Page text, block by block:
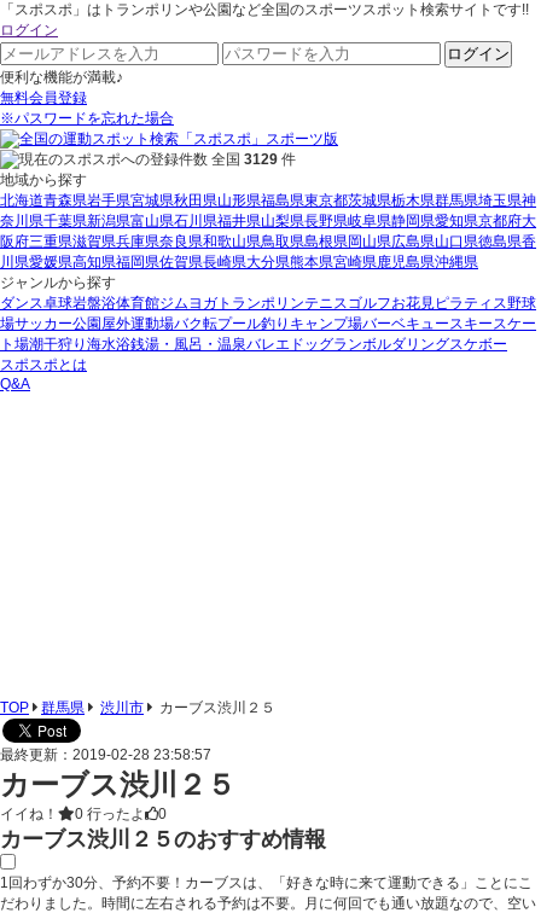
「スポスポ」はトランポリンや公園など全国のスポーツスポット検索サイトです!!
ログイン
ログイン
便利な機能が満載♪
無料会員登録
※パスワードを忘れた場合
全国 3129 件
地域から探す
北海道青森県岩手県宮城県秋田県山形県福島県東京都茨城県栃木県群馬県埼玉県神
奈川県千葉県新潟県富山県石川県福井県山梨県長野県岐阜県静岡県愛知県京都府大
阪府三重県滋賀県兵庫県奈良県和歌山県鳥取県島根県岡山県広島県山口県徳島県香
川県愛媛県高知県福岡県佐賀県長崎県大分県熊本県宮崎県鹿児島県沖縄県
ジャンルから探す
ダンス卓球岩盤浴体育館ジムヨガ トランポリンテニスゴルフお花見ピラティス野球
場サッカー公園 屋外運動場バク転プール釣り キャンプ場バーベキュースキースケー
ト場潮干狩り 海水浴銭湯・風呂・温泉バレエ ドッグランボルダリングスケボー
スポスポとは
Q&A
TOP 群馬県 渋川市 カーブス渋川２５
最終更新：2019-02-28 23:58:57
カーブス渋川２５
イイね！ 0 行ったよ 0
カーブス渋川２５のおすすめ情報
1回わずか30分、予約不要！カーブスは、「好きな時に来て運動できる」ことにこ
だわりました。時間に左右される予約は不要。月に何回でも通い放題なので、空い